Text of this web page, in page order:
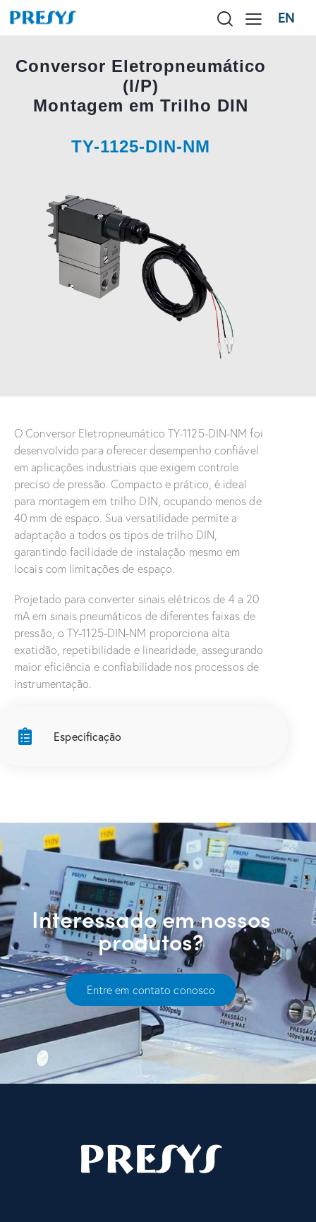
EN
Conversor Eletropneumático
(I/P)
Montagem em Trilho DIN
TY-1125-DIN-NM
O Conversor Eletropneumático TY-1125-DIN-NM foi
desenvolvido para oferecer desempenho confiável
em aplicações industriais que exigem controle
preciso de pressão. Compacto e prático, é ideal
para montagem em trilho DIN, ocupando menos de
40 mm de espaço. Sua versatilidade permite a
adaptação a todos os tipos de trilho DIN,
garantindo facilidade de instalação mesmo em
locais com limitações de espaço.
Projetado para converter sinais elétricos de 4 a 20
mA em sinais pneumáticos de diferentes faixas de
pressão, o TY-1125-DIN-NM proporciona alta
exatidão, repetibilidade e linearidade, assegurando
maior eficiência e confiabilidade nos processos de
instrumentação.
Especificação
Interessado em nossos
produtos?
Entre em contato conosco